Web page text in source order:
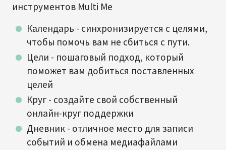
инструментов Multi Me
Календарь - синхронизируется с целями,
чтобы помочь вам не сбиться с пути.
Цели - пошаговый подход, который
поможет вам добиться поставленных
целей
Круг - создайте свой собственный
онлайн-круг поддержки
Дневник - отличное место для записи
событий и обмена медиафайлами